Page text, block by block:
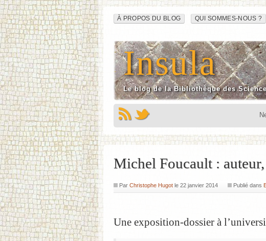
Navigation
du
site
Aller
À PROPOS DU BLOG QUI SOMMES-NOUS ?
Insula
Le blog de la Bibliothèque des
Michel Foucault :
Par Christophe Hugotle 22 janvier 2014 Publié dans
Une exposition-dossier à